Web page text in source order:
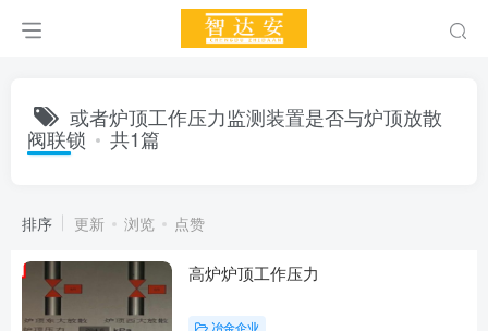
或者炉顶工作压力监测装置是否与炉顶放散
阀联锁 共1篇
排序 更新 浏览 点赞
高炉炉顶工作压力
冶金企业